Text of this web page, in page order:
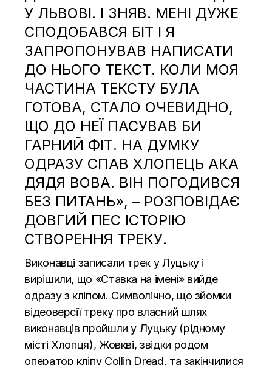
У ЛЬВОВІ. І ЗНЯВ. МЕНІ ДУЖЕ
СПОДОБАВСЯ БІТ І Я
ЗАПРОПОНУВАВ НАПИСАТИ
ДО НЬОГО ТЕКСТ. КОЛИ МОЯ
ЧАСТИНА ТЕКСТУ БУЛА
ГОТОВА, СТАЛО ОЧЕВИДНО,
ЩО ДО НЕЇ ПАСУВАВ БИ
ГАРНИЙ ФІТ. НА ДУМКУ
ОДРАЗУ СПАВ ХЛОПЕЦЬ АКА
ДЯДЯ ВОВА. ВІН ПОГОДИВСЯ
БЕЗ ПИТАНЬ», – РОЗПОВІДАЄ
ДОВГИЙ ПЕС ІСТОРІЮ
СТВОРЕННЯ ТРЕКУ.
Виконавці записали трек у Луцьку і
вирішили, що «Ставка на імені» вийде
одразу з кліпом. Символічно, що зйомки
відеоверсії треку про власний шлях
виконавців пройшли у Луцьку (рідному
місті Хлопця), Жовкві, звідки родом
оператор кліпу Collin Dread, та закінчилися